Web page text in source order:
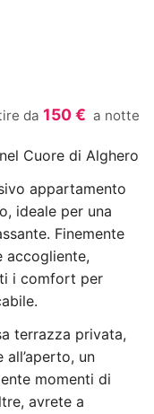
da 150 € a notte
Cuore di Alghero
appartamento
ideale per una
Finemente
accogliente,
i comfort per
terrazza privata,
un
momenti di
avrete a